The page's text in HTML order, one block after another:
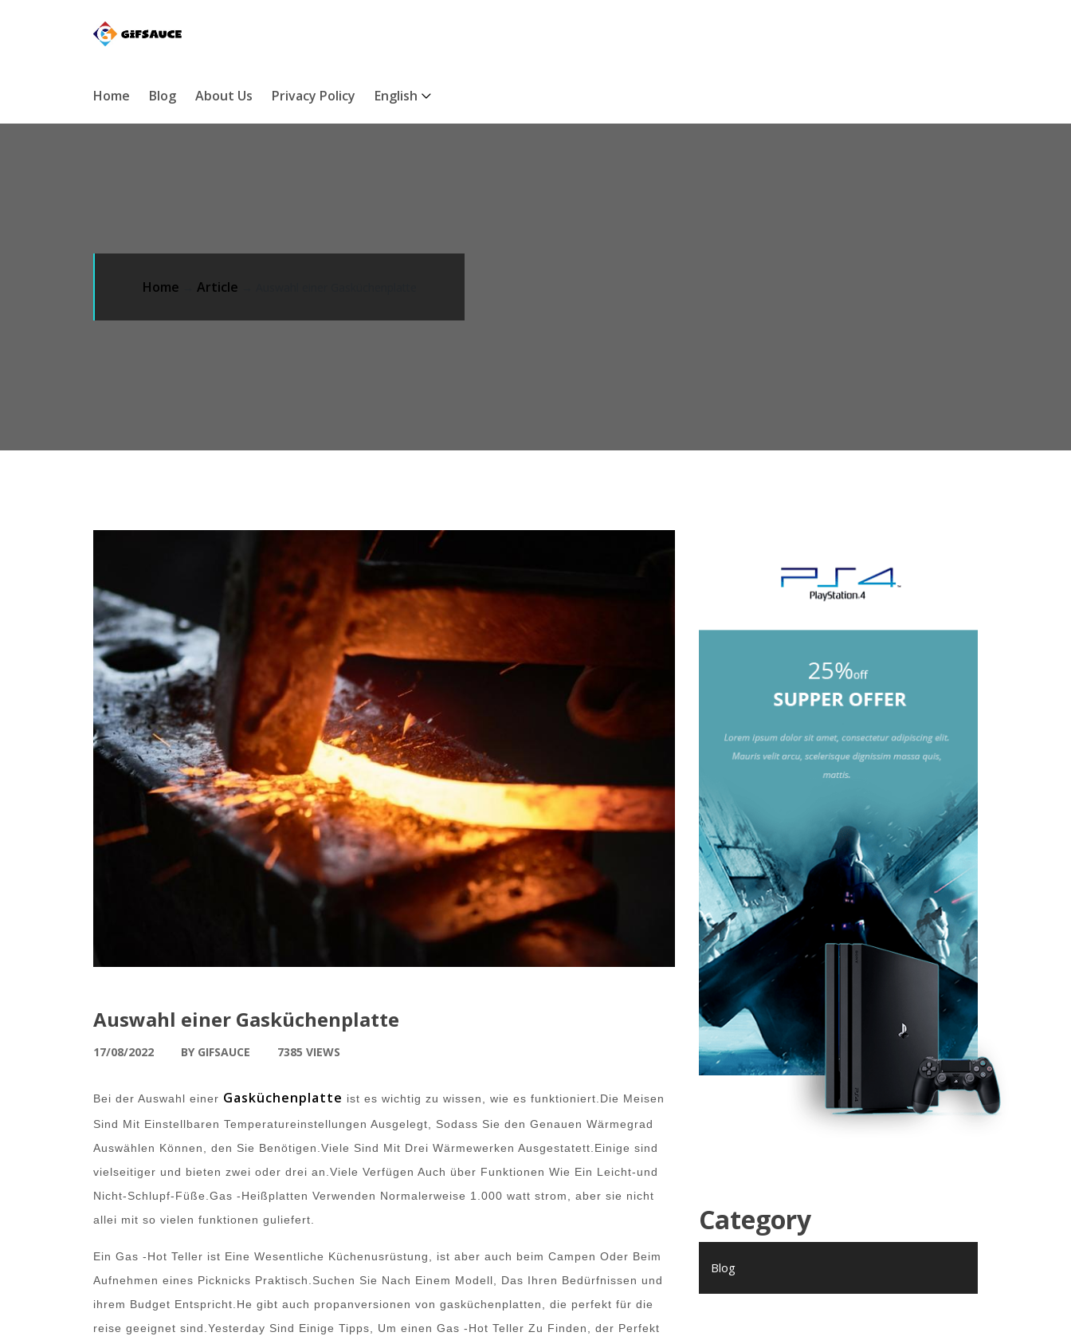
Home Blog About Us Privacy Policy English
Home Article
Auswahl einer Gasküchenplatte
17/08/2022 BY GIFSAUCE 7385 VIEWS
Bei der Auswahl einer Gasküchenplatte ist es wichtig zu wissen, wie es funktioniert.Die Meisen
Sind Mit Einstellbaren Temperatureinstellungen Ausgelegt, Sodass Sie den Genauen Wärmegrad
Auswählen Können, den Sie Benötigen.Viele Sind Mit Drei Wärmewerken Ausgestatett.Einige sind
vielseitiger und bieten zwei oder drei an.Viele Verfügen Auch über Funktionen Wie Ein Leicht-und
Nicht-Schlupf-Füße.Gas -Heißplatten Verwenden Normalerweise 1.000 watt strom, aber sie nicht
allei mit so vielen funktionen guliefert.
Ein Gas -Hot Teller ist Eine Wesentliche Küchenusrüstung, ist aber auch beim Campen Oder Beim
Aufnehmen eines Picknicks Praktisch.Suchen Sie Nach Einem Modell, Das Ihren Bedürfnissen und
ihrem Budget Entspricht.He gibt auch propanversionen von gasküchenplatten, die perfekt für die
reise geeignet sind.Yesterday Sind Einige Tipps, Um einen Gas -Hot Teller Zu Finden, der Perfekt
Category
Blog